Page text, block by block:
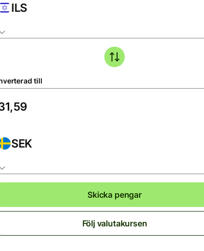
ILS
till
SEK
Skicka pengar
Följ valutakursen